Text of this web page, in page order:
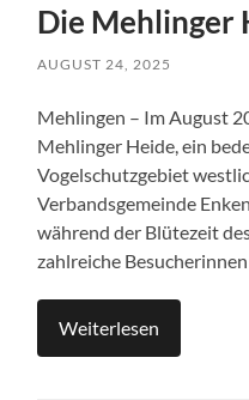
Die Mehlinger
AUGUST 24, 2025
Mehlingen – Im August
Mehlinger Heide, ein
Vogelschutzgebiet
Verbandsgemeinde
während der Blütezeit
zahlreiche
Weiterlesen